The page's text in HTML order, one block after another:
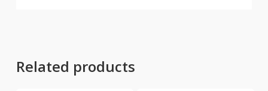
Related products